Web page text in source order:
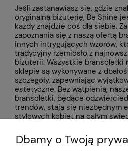
Jeśli zastanawiasz się, gdzie
oryginalną biżuterię, Be Shine
każdy znajdzie coś dla siebie.
zapoznania się z naszą ofertą
innych intrygujących wzorów,
tradycyjny rzemiosło z
biżuterii. Wszystkie bransoletki
sklepie są wykonywane z
szczegóły, zapewniając
estetyczne. Bez wątpienia,
bransoletki, będące
trendów, stają się niezbędnym
stylowych kobiet na całym
Pomoc
Dbamy o Twoją